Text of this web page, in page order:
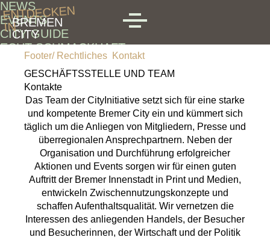
Skip to main content
ENTDECKEN
INBREMEN
CITY
MENU
NEWS
EVENTS
CITY GUIDE
ECHT SCHMACKHAFT
QUARTIERE
SPECIALS
Footer/ Rechtliches Kontakt
GESCHÄFTSSTELLE UND TEAM
Kontakte
Das Team der CityInitiative setzt sich für eine starke
und kompetente Bremer City ein und kümmert sich
täglich um die Anliegen von Mitgliedern, Presse und
überregionalen Ansprechpartnern. Neben der
Organisation und Durchführung erfolgreicher
Aktionen und Events sorgen wir für einen guten
Auftritt der Bremer Innenstadt in Print und Medien,
entwickeln Zwischennutzungskonzepte und
schaffen Aufenthaltsqualität. Wir vernetzen die
Interessen des anliegenden Handels, der Besucher
und Besucherinnen, der Wirtschaft und der Politik